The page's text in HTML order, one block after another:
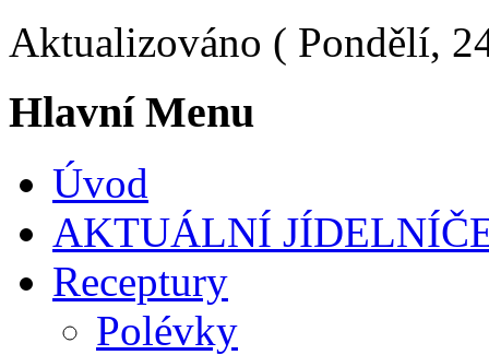
Aktualizováno ( Pondělí,
HlavníMenu
Úvod
AKTUÁLNÍ
Receptury
Polévky